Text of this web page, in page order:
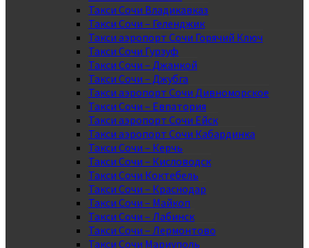
Такси Сочи Владикавказ
Такси Сочи – Геленджик
Такси аэропорт Сочи Горячий Ключ
Такси Сочи Гурзуф
Такси Сочи – Джанкой
Такси Сочи – Джубга
Такси аэропорт Сочи Дивноморское
Такси Сочи – Евпатория
Такси аэропорт Сочи Ейск
Такси аэропорт Сочи Кабардинка
Такси Сочи – Керчь
Такси Сочи – Кисловодск
Такси Сочи Коктебель
Такси Сочи – Краснодар
Такси Сочи – Майкоп
Такси Сочи – Лабинск
Такси Сочи – Лермонтово
Такси Сочи Мариуполь